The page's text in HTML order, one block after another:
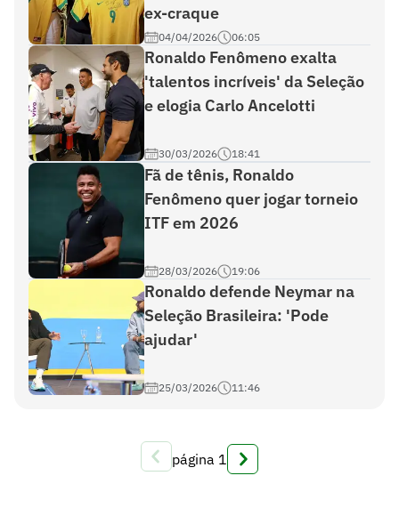
ex-craque
04/04/2026 06:05
Ronaldo Fenômeno exalta
'talentos incríveis' da Seleção
e elogia Carlo Ancelotti
30/03/2026 18:41
Fã de tênis, Ronaldo
Fenômeno quer jogar torneio
ITF em 2026
28/03/2026 19:06
Ronaldo defende Neymar na
Seleção Brasileira: 'Pode
ajudar'
25/03/2026 11:46
página 1